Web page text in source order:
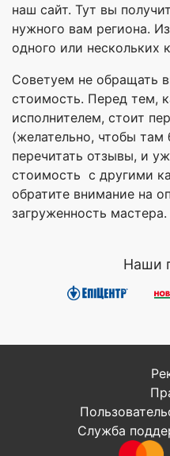
наш сайт. Тут вы
нужного вам региона.
одного или нескольких
Советуем не обращать
стоимость. Перед тем,
исполнителем, стоит
(желательно, чтобы
перечитать отзывы, и
стоимость с другими
обратите внимание на
загруженность мастера.
Наши
Служба